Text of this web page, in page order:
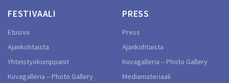
FESTIVAALI
Etusivu
Ajankohtaista
Yhteistyökumppanit
Kuvagalleria – Photo Gallery
PRESS
Press
Ajankohtaista
Kuvagalleria – Photo Gallery
Mediamateriaali